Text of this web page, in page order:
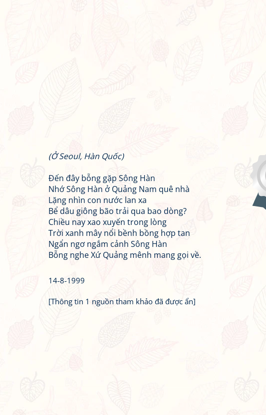
(Ở Seoul, Hàn Quốc)
Đến đây bỗng gặp Sông Hàn
Nhớ Sông Hàn ở Quảng Nam quê nhà
Lặng nhìn con nước lan xa
Bể dâu giông bão trải qua bao dòng?
Chiều nay xao xuyến trong lòng
Trời xanh mây nổi bềnh bồng hợp tan
Ngẩn ngơ ngắm cảnh Sông Hàn
Bỗng nghe Xứ Quảng mênh mang gọi về.
14-8-1999
[Thông tin 1 nguồn tham khảo đã được ẩn]